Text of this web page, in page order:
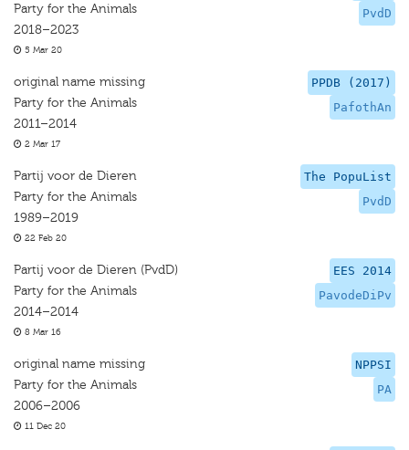
PvdD
Party for the Animals
2018–2023
5 Mar 20
PPDB (2017)
PafothAn
original name missing
Party for the Animals
2011–2014
2 Mar 17
The PopuList
PvdD
Partij voor de Dieren
Party for the Animals
1989–2019
22 Feb 20
EES 2014
PavodeDiPv
Partij voor de Dieren (PvdD)
Party for the Animals
2014–2014
8 Mar 16
NPPSI
PA
original name missing
Party for the Animals
2006–2006
11 Dec 20